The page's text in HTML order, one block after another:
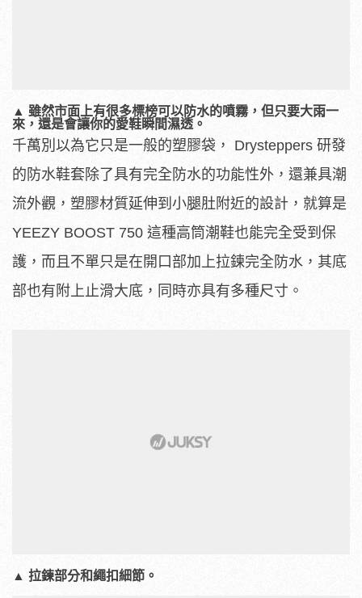
▲ 雖然市面上有很多標榜可以防水的噴霧，但只要大雨一
來，還是會讓你的愛鞋瞬間濕透。
千萬別以為它只是一般的塑膠袋， Drysteppers 研發
的防水鞋套除了具有完全防水的功能性外，還兼具潮
流外觀，塑膠材質延伸到小腿肚附近的設計，就算是
YEEZY BOOST 750 這種高筒潮鞋也能完全受到保
護，而且不單只是在開口部加上拉鍊完全防水，其底
部也有附上止滑大底，同時亦具有多種尺寸。
▲ 拉鍊部分和繩扣細節。